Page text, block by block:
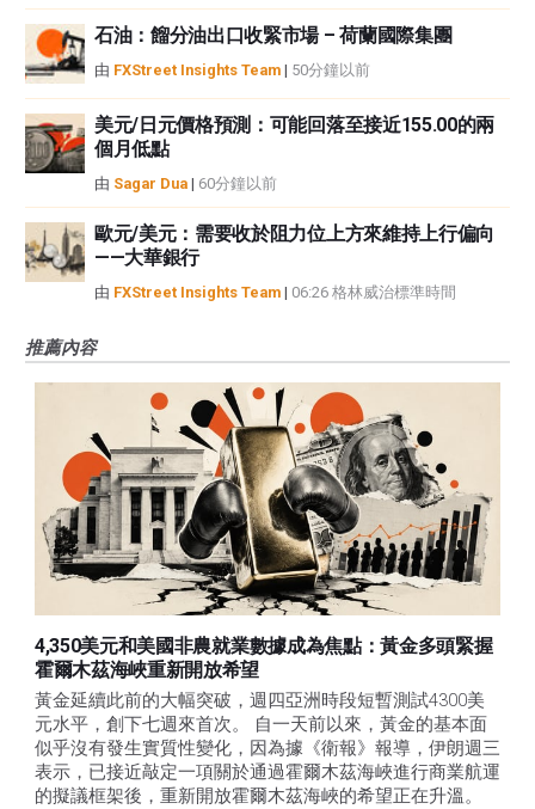
石油：餾分油出口收緊市場 – 荷蘭國際集團
由 FXStreet Insights Team | 50分鐘以前
美元/日元價格預測：可能回落至接近155.00的兩
個月低點
由 Sagar Dua | 60分鐘以前
歐元/美元：需要收於阻力位上方來維持上行偏向
——大華銀行
由 FXStreet Insights Team | 06:26 格林威治標準時間
推薦內容
4,350美元和美國非農就業數據成為焦點：黃金多頭緊握
霍爾木茲海峽重新開放希望
黃金延續此前的大幅突破，週四亞洲時段短暫測試4300美
元水平，創下七週來首次。 自一天前以來，黃金的基本面
似乎沒有發生實質性變化，因為據《衛報》報導，伊朗週三
表示，已接近敲定一項關於通過霍爾木茲海峽進行商業航運
的擬議框架後，重新開放霍爾木茲海峽的希望正在升溫。